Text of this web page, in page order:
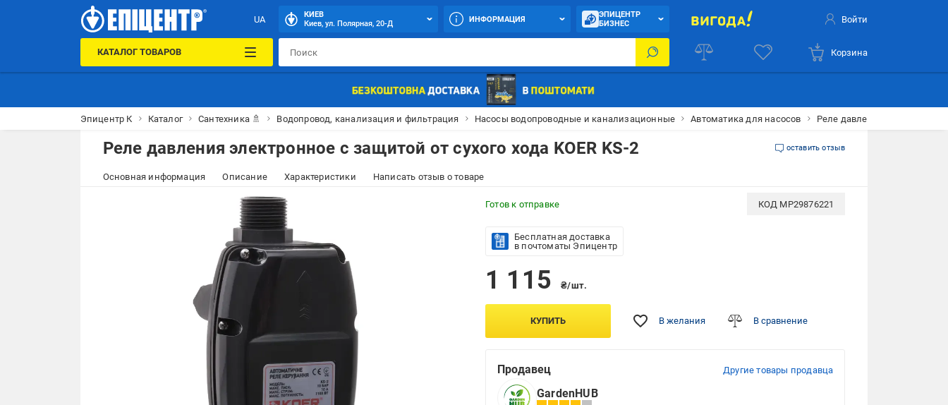
UA
КИЕВ
Киев, ул. Полярная, 20-Д
ИНФОРМАЦИЯ
ЭПИЦЕНТР
БИЗНЕС
Войти
КАТАЛОГ ТОВАРОВ Корзина
Эпицентр К Каталог Сантехника 🚿 Водопровод, канализация и фильтрация Насосы водопроводные и канализационные Автоматика для насосов Реле давления электронное
Реле давления электронное с защитой от сухого хода KOER KS-2 оставить отзыв
Основная информация Описание Характеристики Написать отзыв о товаре
Готов к отправке КОД MP29876221
Бесплатная доставка
в почтоматы Эпицентр
1 115 ₴/шт.
КУПИТЬ В желания В сравнение
Продавец Другие товары продавца
GardenHUB